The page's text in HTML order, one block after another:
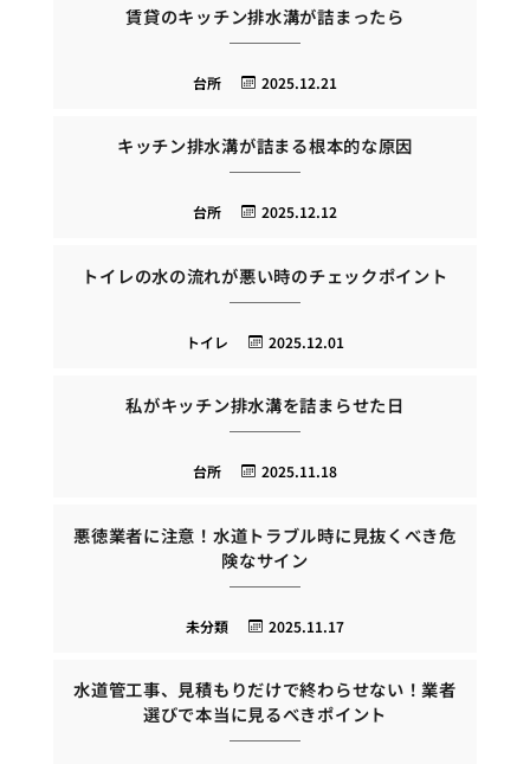
賃貸のキッチン排水溝が詰まったら
2025.12.21
台所
キッチン排水溝が詰まる根本的な原因
2025.12.12
台所
トイレの水の流れが悪い時のチェックポイント
2025.12.01
トイレ
私がキッチン排水溝を詰まらせた日
2025.11.18
台所
悪徳業者に注意！水道トラブル時に見抜くべき危
険なサイン
2025.11.17
未分類
水道管工事、見積もりだけで終わらせない！業者
選びで本当に見るべきポイント